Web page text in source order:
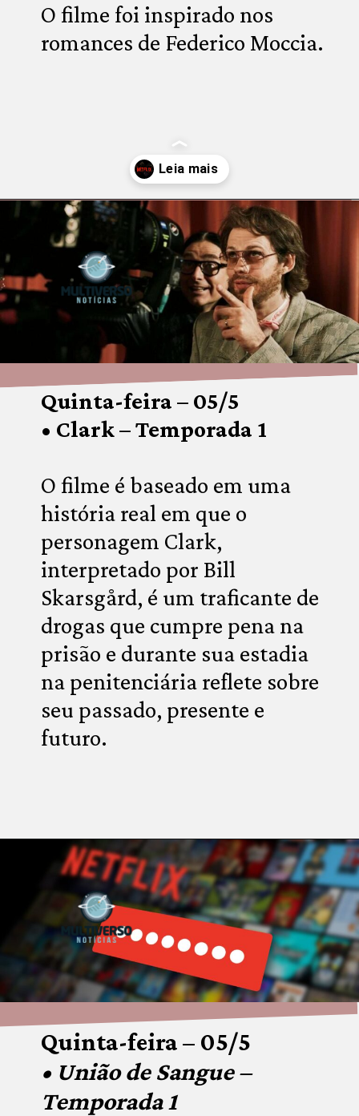
O filme foi inspirado nos
romances de Federico Moccia.
Opening
Quinta-feira – 05/5
• Clark – Temporada 1
O filme é baseado em uma
história real em que o
personagem Clark,
interpretado por Bill
Skarsgård, é um traficante de
drogas que cumpre pena na
prisão e durante sua estadia
na penitenciária reflete sobre
seu passado, presente e
futuro.
Opening https://multiversonoticias.com.br/os-principais-lancamentos-da-netflix-desta-semana/
Quinta-feira – 05/5
• União de Sangue –
Temporada 1